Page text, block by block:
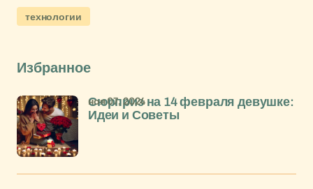
технологии
Избранное
Сюрприз на 14 февраля девушке:
Идеи и Советы
ноя 07, 2024